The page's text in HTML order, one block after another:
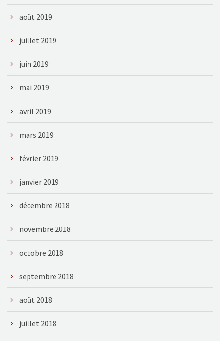
août 2019
juillet 2019
juin 2019
mai 2019
avril 2019
mars 2019
février 2019
janvier 2019
décembre 2018
novembre 2018
octobre 2018
septembre 2018
août 2018
juillet 2018